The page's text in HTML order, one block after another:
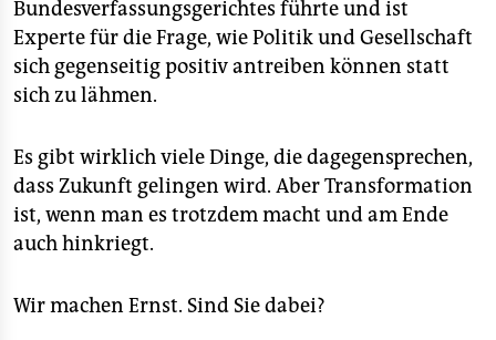
Bundesverfassungsgerichtes führte und ist
Experte für die Frage, wie Politik und Gesellschaft
sich gegenseitig positiv antreiben können statt
sich zu lähmen.
Es gibt wirklich viele Dinge, die dagegensprechen,
dass Zukunft gelingen wird. Aber Transformation
ist, wenn man es trotzdem macht und am Ende
auch hinkriegt.
Wir machen Ernst. Sind Sie dabei?